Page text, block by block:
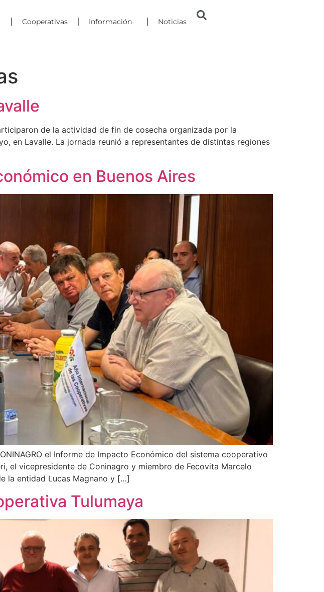
Cooperativas Información Noticias
de la actividad de fin de cosecha organizada por la
en Lavalle. La jornada reunió a representantes de distintas regiones
en Buenos Aires
el Informe de Impacto Económico del sistema cooperativo
el vicepresidente de Coninagro y miembro de Fecovita Marcelo
la entidad Lucas Magnano y […]
Tulumaya